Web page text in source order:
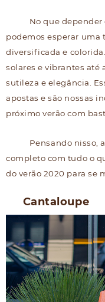
No que depender
podemos esperar
diversificada e
solares e vibrantes até
sutileza e elegância.
apostas e são nossas
próximo verão com
Pensando nisso,
completo com tudo o
do verão 2020 para se
Cantaloupe